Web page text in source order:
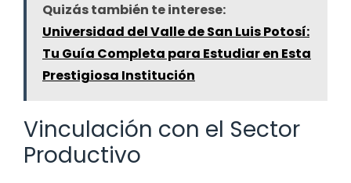
Quizás también te interese:
Universidad del Valle de San Luis Potosí:
Tu Guía Completa para Estudiar en Esta
Prestigiosa Institución
Vinculación con el Sector
Productivo